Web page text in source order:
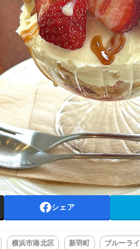
シェア
横浜市港北区 新羽町 ブルーラ